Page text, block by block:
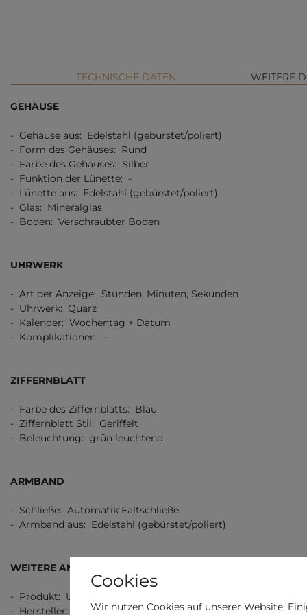
TECHNISCHE DATEN WEITERE
GEHÄUSE
- Gehäuse aus: Edelstahl (gebürstet/poliert)
- Form des Gehäuses: Rund
- Farbe des Gehäuses: Silber
- Funktion der Lünette: -
- Lünette aus: Edelstahl (gebürstet/poliert)
- Glas: Mineralglas
- Boden: Verschraubter Boden
UHRWERK
- Art der Anzeige: Stunden, Minuten, Sekunden
- Uhrwerk: Quarz
- Kalender: Wochentag + Datum
- Komplikationen: -
ZIFFERNBLATT
- Farbe des Ziffernblatts: Blau
- Ziffernblatt Stil: Geriffelt
- Beleuchtung: grün leuchtend
ARMBAND
- Schließe: Automatik Faltschließe
- Armband aus: Edelstahl (gebürstet/poliert)
WEITERE ANGABEN
- Produkt: Uhr
- Hersteller: Casio
Cookies
Wir nutzen Cookies auf unserer Website.